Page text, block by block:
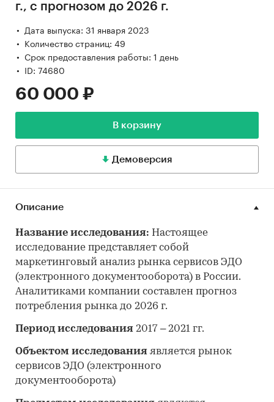
г., с прогнозом до 2026 г.
Дата выпуска: 31 января 2023
Количество страниц: 49
Срок предоставления работы: 1 день
ID: 74680
60 000 ₽
В корзину
Демоверсия
Описание
Название исследования: Настоящее
исследование представляет собой
маркетинговый анализ рынка сервисов ЭДО
(электронного документооборота) в России.
Аналитиками компании составлен прогноз
потребления рынка до 2026 г.
Период исследования 2017 – 2021 гг.
Объектом исследования является рынок
сервисов ЭДО (электронного
документооборота)